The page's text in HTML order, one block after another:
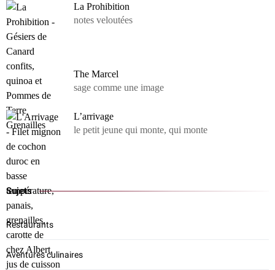
La Prohibition
notes veloutées
The Marcel
sage comme une image
L’arrivage
le petit jeune qui monte, qui monte
Sujets
Restaurants
Aventures culinaires